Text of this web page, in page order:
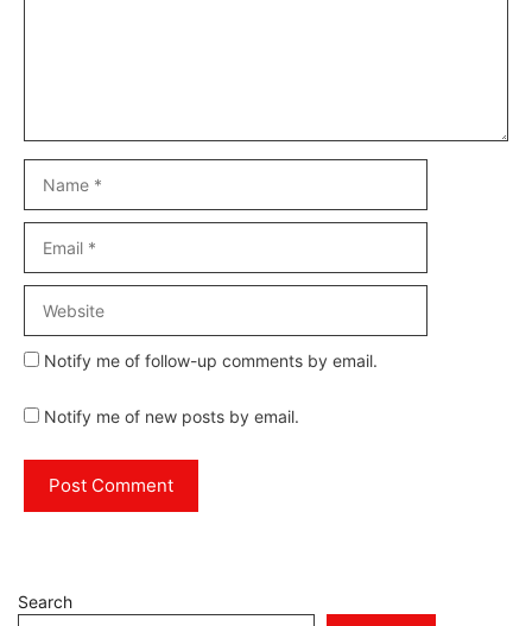
Notify me of follow-up comments by email.
Notify me of new posts by email.
Search